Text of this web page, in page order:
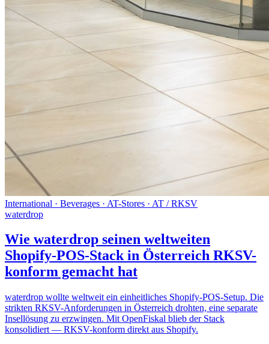
International · Beverages · AT-Stores · AT / RKSV
waterdrop
Wie waterdrop seinen weltweiten
Shopify-POS-Stack in Österreich RKSV-
konform gemacht hat
waterdrop wollte weltweit ein einheitliches Shopify-POS-Setup. Die
strikten RKSV-Anforderungen in Österreich drohten, eine separate
Insellösung zu erzwingen. Mit OpenFiskal blieb der Stack
konsolidiert — RKSV-konform direkt aus Shopify.